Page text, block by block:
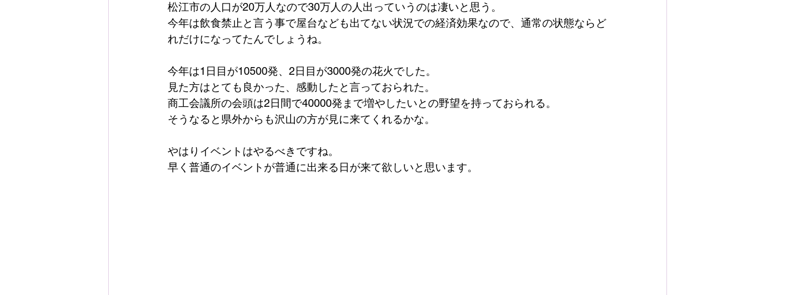
松江市の人口が20万人なので30万人の人出っていうのは凄いと思う。
今年は飲食禁止と言う事で屋台なども出てない状況での経済効果なので、通常の状態ならど
れだけになってたんでしょうね。
今年は1日目が10500発、2日目が3000発の花火でした。
見た方はとても良かった、感動したと言っておられた。
商工会議所の会頭は2日間で40000発まで増やしたいとの野望を持っておられる。
そうなると県外からも沢山の方が見に来てくれるかな。
やはりイベントはやるべきですね。
早く普通のイベントが普通に出来る日が来て欲しいと思います。